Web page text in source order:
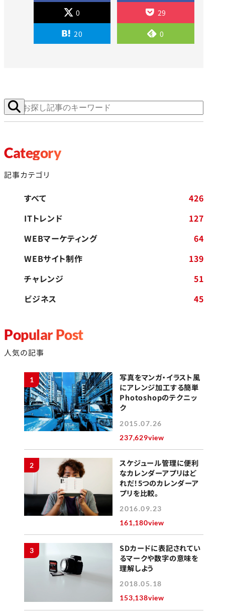
0 29
20 0
Category
記事カテゴリ
すべて
426
ITトレンド
127
WEBマーケティング
64
WEBサイト制作
139
チャレンジ
51
ビジネス
45
Popular Post
人気の記事
1
写真をマンガ・イラスト風
にアレンジ加工する簡単
Photoshopのテクニッ
ク
2015.07.26
237,629view
2
スケジュール管理に便利
なカレンダーアプリはど
れだ！5つのカレンダーア
プリを比較。
2016.09.23
161,180view
3
SDカードに表記されてい
るマークや数字の意味を
理解しよう
2018.05.18
153,138view